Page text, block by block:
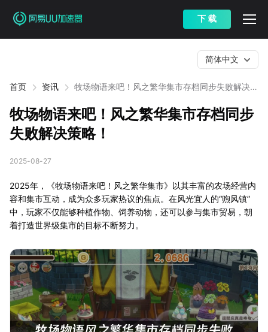
下 载
首页 资讯
牧场物语来吧！风之繁华集市存档同步失败解决策
简体中文
牧场物语来吧！风之繁华集市存档同步
失败解决策略！
2025-08-27
2025年，《牧场物语来吧！风之繁华集市》以其丰富的农场经营内
容和集市互动，成为众多玩家热议的焦点。在风光宜人的“煦风镇”
中，玩家不仅能够种植作物、饲养动物，还可以参与集市贸易，朝
着打造世界级集市的目标不断努力。